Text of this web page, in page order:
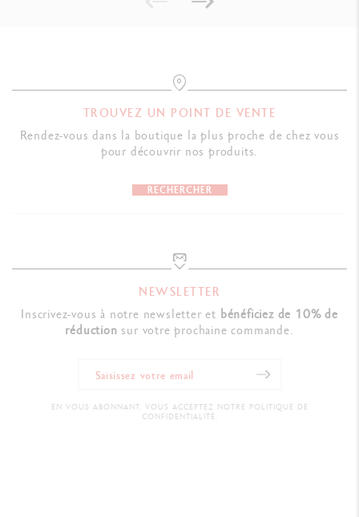
TROUVEZ UN POINT DE VENTE
Rendez-vous dans la boutique la plus proche de chez vous
pour découvrir nos produits.
RECHERCHER
NEWSLETTER
Inscrivez-vous à notre newsletter et bénéficiez de 10% de
réduction sur votre prochaine commande.
EN VOUS ABONNANT, VOUS ACCEPTEZ NOTRE POLITIQUE DE
CONFIDENTIALITÉ.